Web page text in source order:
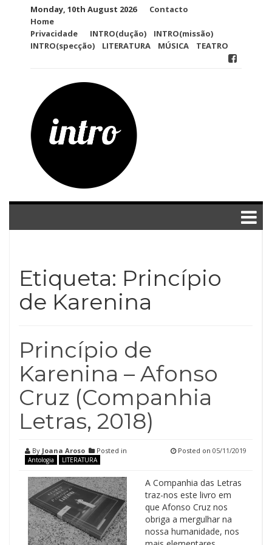
Monday, 10th August 2026
Contacto
Home
Privacidade
INTRO(dução)
INTRO(missão)
INTRO(specção)
LITERATURA MÚSICA TEATRO
Etiqueta: Princípio
de Karenina
Princípio de
Karenina – Afonso
Cruz (Companhia
Letras, 2018)
By Joana Aroso Posted in
Antologia LITERATURA
Posted on 05/11/2019
A Companhia das Letras
traz-nos este livro em
que Afonso Cruz nos
obriga a mergulhar na
nossa humanidade, nos